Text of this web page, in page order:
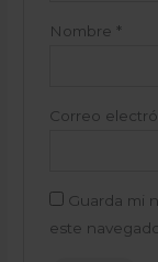
Nombre *
Correo
Guarda mi
este